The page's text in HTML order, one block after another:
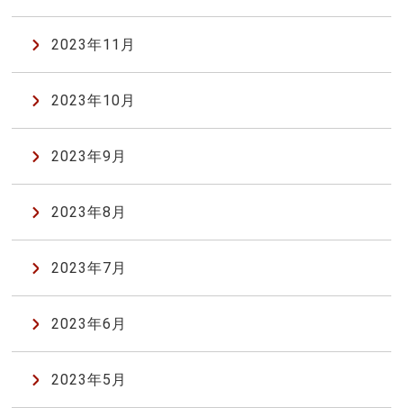
2023年11月
2023年10月
2023年9月
2023年8月
2023年7月
2023年6月
2023年5月